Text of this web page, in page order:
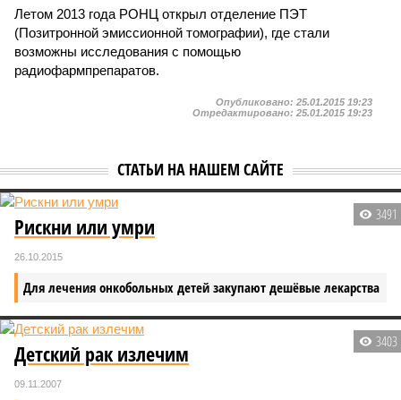
Летом 2013 года РОНЦ открыл отделение ПЭТ
(Позитронной эмиссионной томографии), где стали
возможны исследования с помощью
радиофармпрепаратов.
Опубликовано: 25.01.2015 19:23
Отредактировано: 25.01.2015 19:23
СТАТЬИ НА НАШЕМ САЙТЕ
3491
Рискни или умри
26.10.2015
Для лечения онкобольных детей закупают дешёвые лекарства
3403
Детский рак излечим
09.11.2007